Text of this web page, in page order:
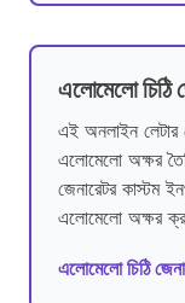
এলোমেলো চিঠি
এই অনলাইন লেটার
এলোমেলো অক্ষর
জেনারেটর কাস্টম
এলোমেলো অক্ষর
এলোমেলো চিঠি